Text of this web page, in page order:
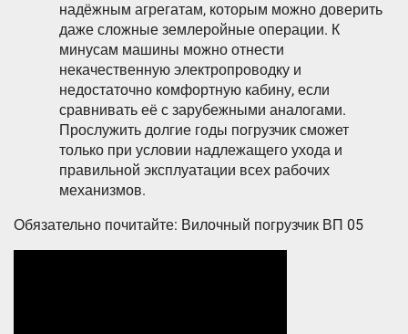
надёжным агрегатам, которым можно доверить
даже сложные землеройные операции. К
минусам машины можно отнести
некачественную электропроводку и
недостаточно комфортную кабину, если
сравнивать её с зарубежными аналогами.
Прослужить долгие годы погрузчик сможет
только при условии надлежащего ухода и
правильной эксплуатации всех рабочих
механизмов.
Обязательно почитайте: Вилочный погрузчик ВП 05